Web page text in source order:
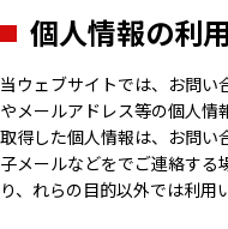
個人情報の利
当ウェブサイトでは、お問
やメールアドレス等の個人情
取得した個人情報は、お問い
子メールなどをでご連絡する
り、れらの目的以外では利用